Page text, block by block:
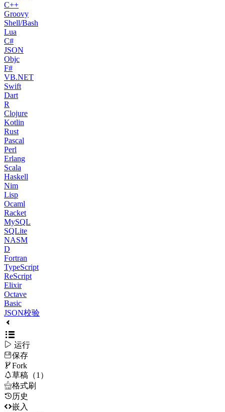
C++
Groovy
Shell/Bash
Lua
C#
JSON
Objc
F#
VB.NET
Swift
Dart
R
Clojure
Kotlin
Rust
Pascal
Perl
Erlang
Scala
Haskell
Nim
Lisp
Ocaml
Racket
MySQL
SQLite
NASM
D
Fortran
TypeScript
ReScript
Elixir
Octave
Basic
JSON校验
 运行
保存
Fork
草稿（1）
格式刷
历史
嵌入